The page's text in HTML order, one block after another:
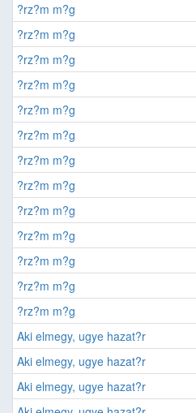
?rz?m m?g
?rz?m m?g
?rz?m m?g
?rz?m m?g
?rz?m m?g
?rz?m m?g
?rz?m m?g
?rz?m m?g
?rz?m m?g
?rz?m m?g
?rz?m m?g
?rz?m m?g
?rz?m m?g
Aki elmegy, ugye hazat?r
Aki elmegy, ugye hazat?r
Aki elmegy, ugye hazat?r